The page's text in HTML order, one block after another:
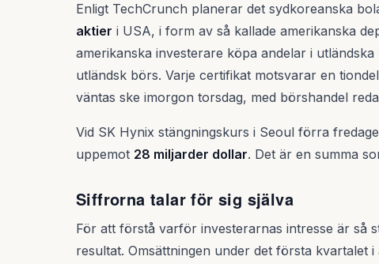
Enligt TechCrunch planerar det sydkoreanska
aktier i USA, i form av så kallade amerikanska
amerikanska investerare köpa andelar i
utländsk börs. Varje certifikat motsvarar en
väntas ske imorgon torsdag, med börshandel
Vid SK Hynix stängningskurs i Seoul förra
uppemot 28 miljarder dollar. Det är en summa
Siffrorna talar för sig själva
För att förstå varför investerarnas intresse är så
resultat. Omsättningen under det första kvartalet i